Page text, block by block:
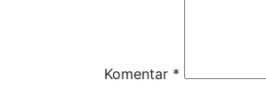
Komentar *